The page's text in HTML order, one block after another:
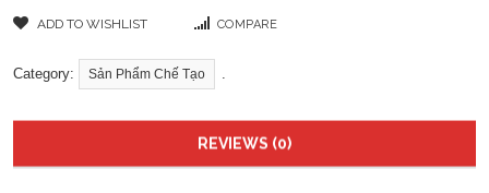
ADD TO WISHLIST COMPARE
Category: Sản Phẩm Chế Tạo
Reviews